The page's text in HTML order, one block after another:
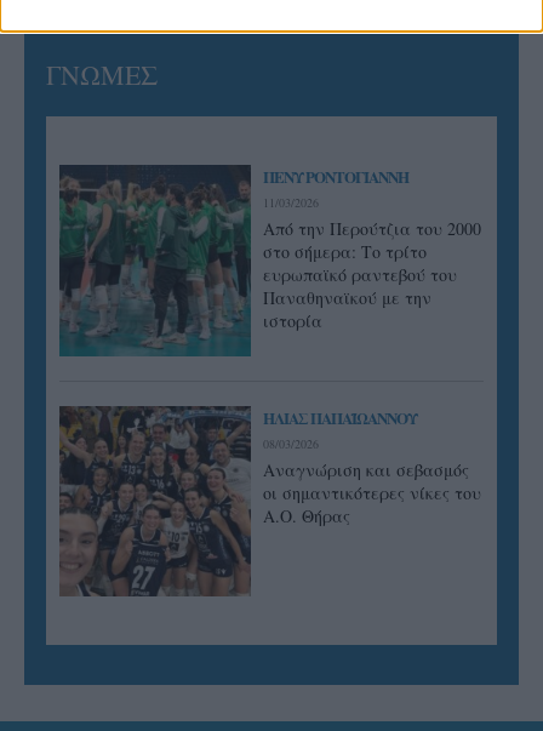
ΓΝΩΜΕΣ
ΠΕΝΥ ΡΟΝΤΟΓΙΑΝΝΗ
11/03/2026
Από την Περούτζια του 2000
στο σήμερα: Tο τρίτο
ευρωπαϊκό ραντεβού του
Παναθηναϊκού με την
ιστορία
ΗΛΙΑΣ ΠΑΠΑΪΩΑΝΝΟΥ
08/03/2026
Αναγνώριση και σεβασμός
οι σημαντικότερες νίκες του
Α.Ο. Θήρας